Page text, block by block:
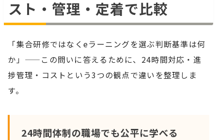
スト・管理・定着で比較
「集合研修ではなくeラーニングを選ぶ判断基準は何
か」——この問いに答えるために、24時間対応・進
捗管理・コストという3つの観点で違いを整理しま
す。
24時間体制の職場でも公平に学べる